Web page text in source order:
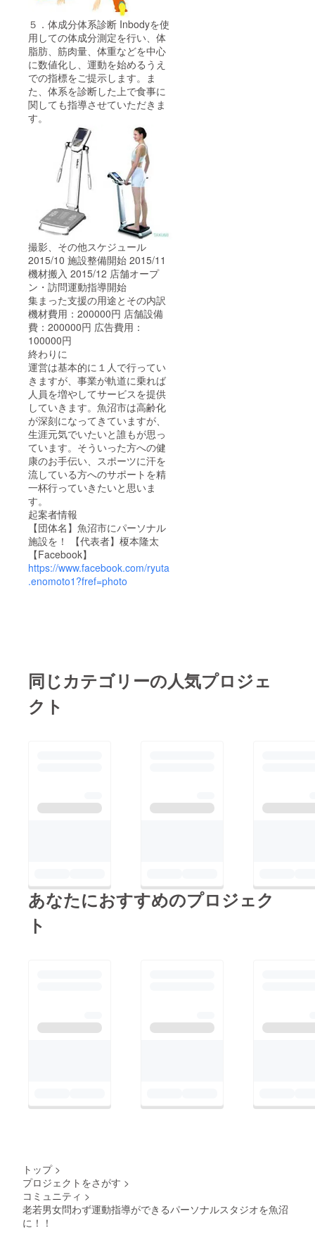
５．体成分体系診断 Inbodyを使
用しての体成分測定を行い、体
脂肪、筋肉量、体重などを中心
に数値化し、運動を始めるうえ
での指標をご提示します。ま
た、体系を診断した上で食事に
関しても指導させていただきま
す。
撮影、その他スケジュール
2015/10 施設整備開始 2015/11
機材搬入 2015/12 店舗オープ
ン・訪問運動指導開始
集まった支援の用途とその内訳
機材費用：200000円 店舗設備
費：200000円 広告費用：
100000円
終わりに
運営は基本的に１人で行ってい
きますが、事業が軌道に乗れば
人員を増やしてサービスを提供
していきます。魚沼市は高齢化
が深刻になってきていますが、
生涯元気でいたいと誰もが思っ
ています。そういった方への健
康のお手伝い、スポーツに汗を
流している方へのサポートを精
一杯行っていきたいと思いま
す。
起案者情報
【団体名】魚沼市にパーソナル
施設を！ 【代表者】榎本隆太
【Facebook】
https://www.facebook.com/ryuta
.enomoto1?fref=photo
同じカテゴリーの人気プロジェ
クト
あなたにおすすめのプロジェク
ト
トップ >
プロジェクトをさがす >
コミュニティ >
老若男女問わず運動指導ができるパーソナルスタジオを魚沼
に！！